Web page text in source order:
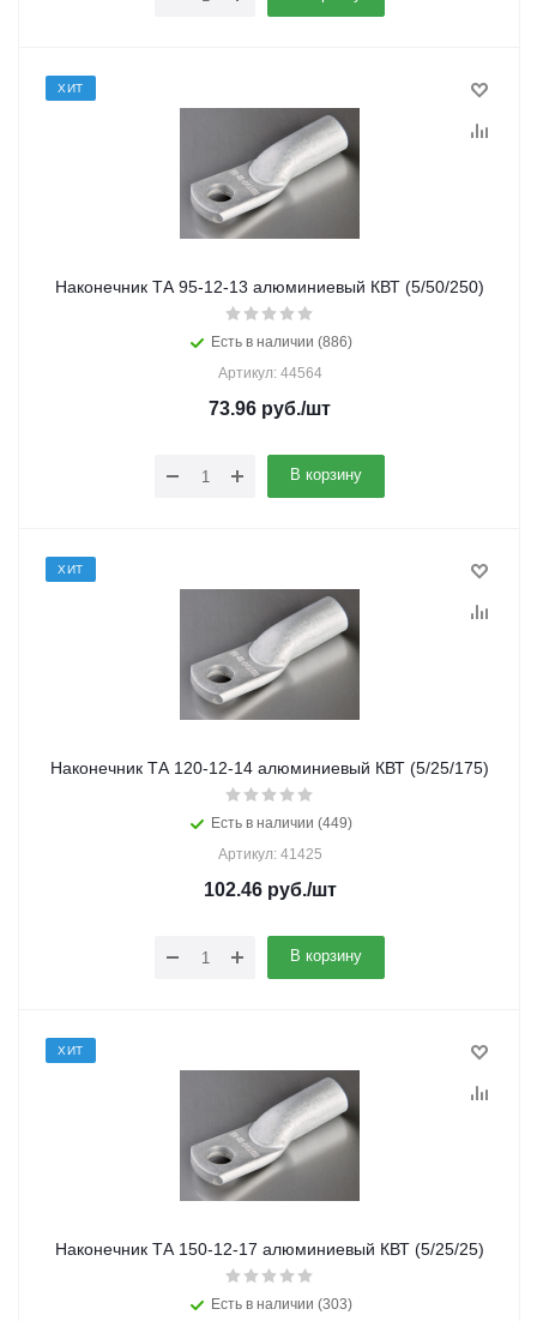
ХИТ
Наконечник ТА 95-12-13 алюминиевый КВТ (5/50/250)
Есть в наличии (886)
Артикул: 44564
73.96 руб./шт
В корзину
ХИТ
Наконечник ТА 120-12-14 алюминиевый КВТ (5/25/175)
Есть в наличии (449)
Артикул: 41425
102.46руб./шт
В корзину
ХИТ
Наконечник ТА 150-12-17 алюминиевый КВТ (5/25/25)
Есть в наличии (303)